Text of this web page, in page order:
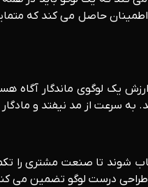
اطمینان حاصل می کند که
به سرعت از مد نیفتد و
شوند تا صنعت مشتری
درست لوگو تضمین می